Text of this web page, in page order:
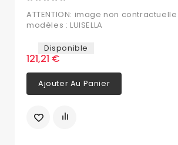
ATTENTION: image non
modèles : LUISELLA
Disponible
121,21 €
Ajouter Au Panier